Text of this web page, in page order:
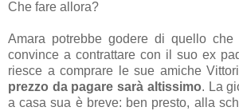
Che fare allora?
Amara potrebbe godere di quello
convince a contrattare con il suo ex
riesce a comprare le sue amiche
prezzo da pagare sarà altissimo. La
a casa sua è breve: ben presto, alla